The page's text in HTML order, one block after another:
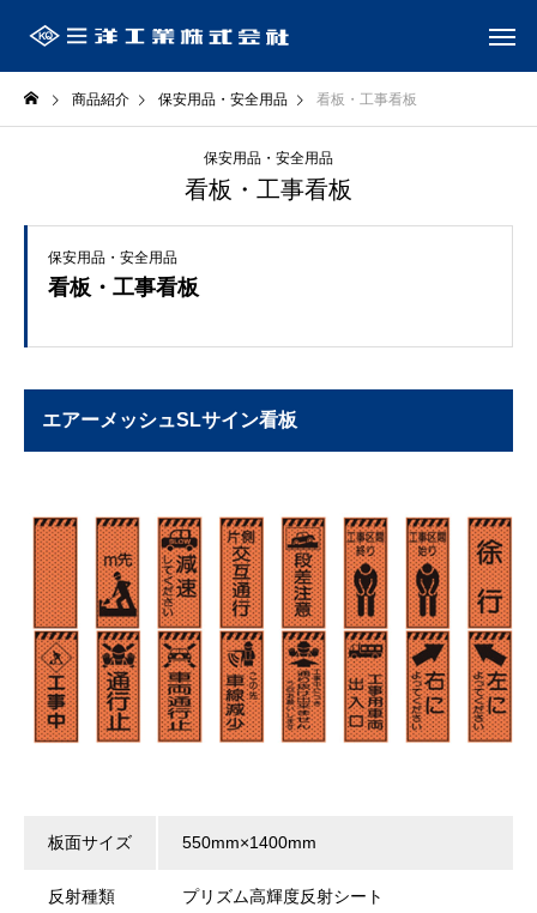
商品紹介 保安用品・安全用品 看板・工事看板
保安用品・安全用品
看板・工事看板
保安用品・安全用品
看板・工事看板
エアーメッシュSLサイン看板
板面サイズ 550mm×1400mm
反射種類 プリズム高輝度反射シート